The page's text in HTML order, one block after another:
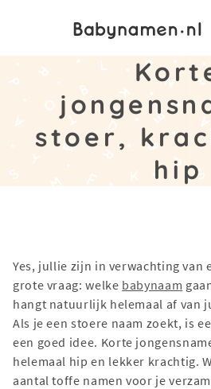
stoer,
hip
Yes, jullie zijn in verwachting van
grote vraag: welke babynaam
hangt natuurlijk helemaal af van
Als je een stoere naam zoekt, is
een goed idee. Korte
helemaal hip en lekker krachtig.
aantal toffe namen voor je